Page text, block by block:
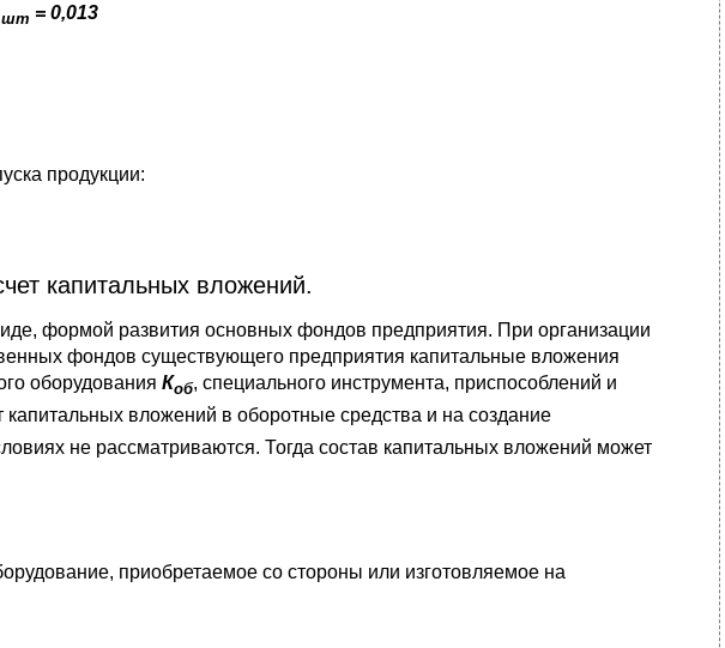
шт = 0,013
продукции:
капитальных вложений.
формой развития основных фондов предприятия. При организации
фондов существующего предприятия капитальные вложения
оборудования Коб, специального инструмента, приспособлений и
капитальных вложений в оборотные средства и на создание
не рассматриваются. Тогда состав капитальных вложений может
приобретаемое со стороны или изготовляемое на